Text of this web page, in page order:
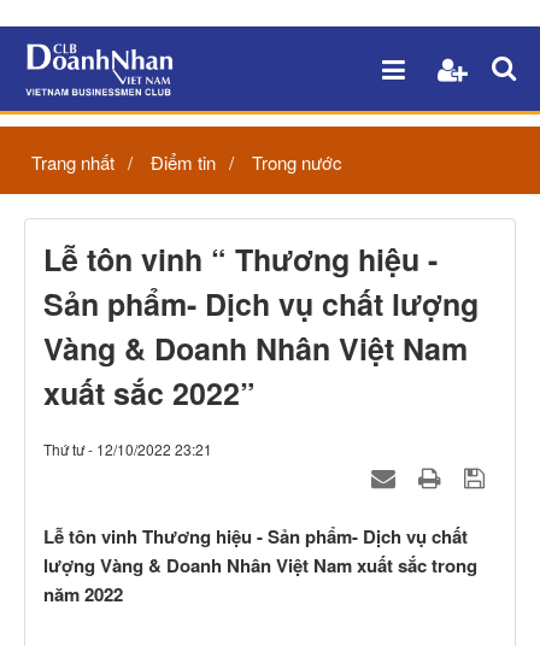
Trang nhất Điểm tin Trong nước
Lễ tôn vinh “ Thương hiệu -
Sản phẩm- Dịch vụ chất lượng
Vàng & Doanh Nhân Việt Nam
xuất sắc 2022”
Thứ tư - 12/10/2022 23:21
Lễ tôn vinh Thương hiệu - Sản phẩm- Dịch vụ chất
lượng Vàng & Doanh Nhân Việt Nam xuất sắc trong
năm 2022